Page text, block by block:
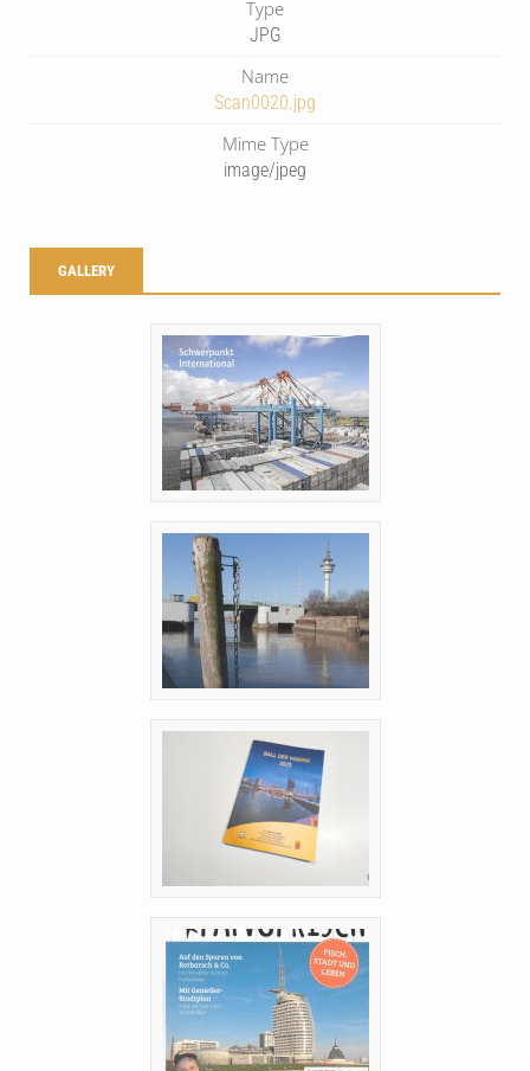
Type
JPG
Name
Scan0020.jpg
Mime Type
image/jpeg
GALLERY